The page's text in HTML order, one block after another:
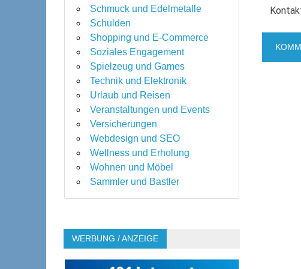
Schmuck und Edelmetalle
Schulden
Shopping und E-Commerce
Soziales Engagement
Spielzeug und Games
Technik und Elektronik
Urlaub und Reisen
Veranstaltungen und Events
Versicherungen
Webdesign und SEO
Wellness und Erholung
Wohnen und Möbel
Sammler und Bastler
WERBUNG / ANZEIGE